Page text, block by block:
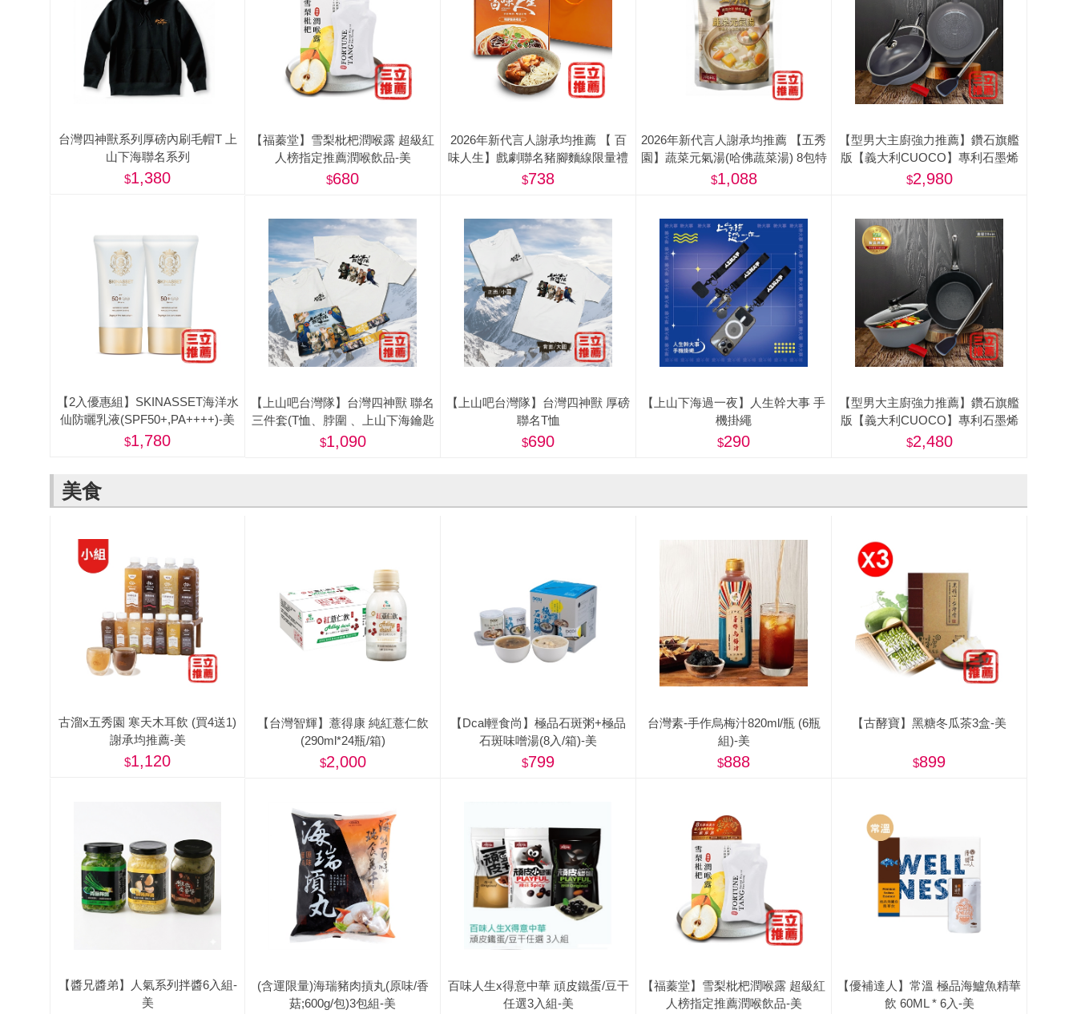
肉爐
海瑞摃丸
八兩排烤肉組
台灣四神獸系列厚磅內刷毛帽T 上
山下海聯名系列
1,380
【福蓁堂】雪梨枇杷潤喉露 超級紅
人榜指定推薦潤喉飲品-美
680
2026年新代言人謝承均推薦 【 百
味人生】戲劇聯名豬腳麵線限量禮
盒(滷豬腳500g+麵線200g) - 屠宰衛
738
2026年新代言人謝承均推薦 【五秀
園】蔬菜元氣湯(哈佛蔬菜湯) 8包特
惠組(500g/包)-美
1,088
【型男大主廚強力推薦】鑽石旗艦
版【義大利CUOCO】專利石墨烯
S3-IH大寶鍋34cm(附蓋)
2,980
【2入優惠組】SKINASSET海洋水
仙防曬乳液(SPF50+,PA++++)-美
1,780
【上山吧台灣隊】台灣四神獸 聯名
三件套(T恤、脖圍 、上山下海鑰匙
圈)
1,090
【上山吧台灣隊】台灣四神獸 厚磅
聯名T恤
690
【上山下海過一夜】人生幹大事 手
機掛繩
290
【型男大主廚強力推薦】鑽石旗艦
版【義大利CUOCO】專利石墨烯
S3-IH深煎炒鍋28cm(附蓋)
2,480
美食
古溜x五秀園 寒天木耳飲 (買4送1)
謝承均推薦-美
1,120
【台灣智輝】薏得康 純紅薏仁飲
(290ml*24瓶/箱)
2,000
【Dcal輕食尚】極品石斑粥+極品
石斑味噌湯(8入/箱)-美
799
台灣素-手作烏梅汁820ml/瓶 (6瓶
組)-美
888
【古酵寶】黑糖冬瓜茶3盒-美
899
【醬兄醬弟】人氣系列拌醬6入組-
美
(含運限量)海瑞豬肉摃丸(原味/香
菇;600g/包)3包組-美
百味人生x得意中華 頑皮鐵蛋/豆干
任選3入組-美
【福蓁堂】雪梨枇杷潤喉露 超級紅
人榜指定推薦潤喉飲品-美
【優補達人】常溫 極品海鱸魚精華
飲 60ML * 6入-美